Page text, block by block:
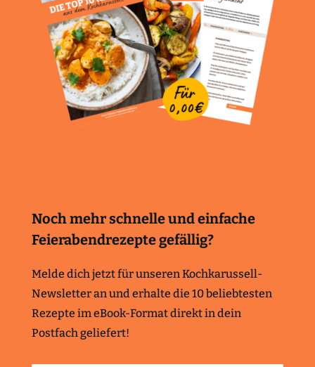
Noch mehr schnelle und einfache
Feierabendrezepte gefällig?
Melde dich jetzt für unseren Kochkarussell-
Newsletter an und erhalte die 10 beliebtesten
Rezepte im eBook-Format direkt in dein
Postfach geliefert!